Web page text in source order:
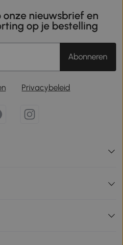
nieuwsbrief en
op je bestelling
Abonneren
Privacybeleid